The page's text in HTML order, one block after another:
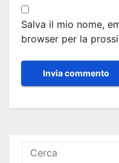
Salva il mio nome,
browser per la